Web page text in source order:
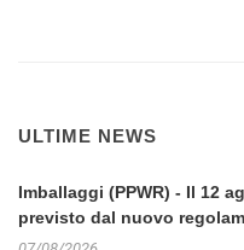
ULTIME NEWS
Imballaggi (PPWR) - Il 12
previsto dal nuovo